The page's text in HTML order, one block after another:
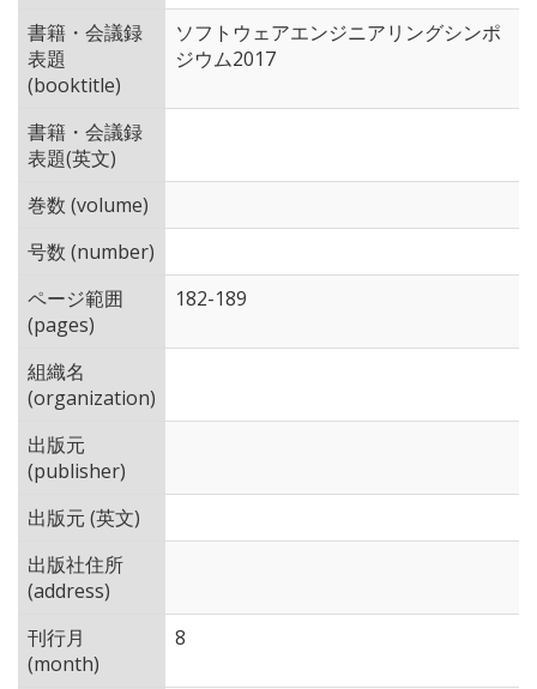
書籍・会議録
表題
(booktitle)
ソフトウェアエンジニアリングシンポ
ジウム2017
書籍・会議録
表題(英文)
巻数 (volume)
号数 (number)
ページ範囲
(pages)
182-189
組織名
(organization)
出版元
(publisher)
出版元 (英文)
出版社住所
(address)
刊行月
(month)
8